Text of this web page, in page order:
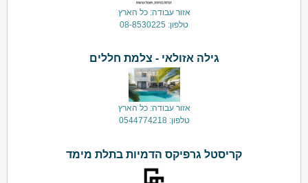
אזור עבודה: כל הארץ
טלפון: 08-8530225
גילה אזולאי - צלמת חללים
אזור עבודה: כל הארץ
טלפון: 0544774218
קריסטל גרפיקס הדמיות בתלת מימד